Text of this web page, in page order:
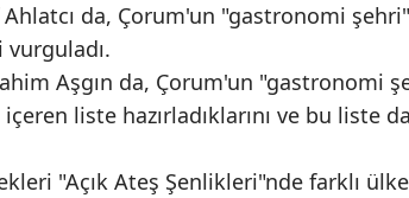
Denizli
Edirne
Elazığ
da, Çorum'un "gastronomi şehri"
Aşgın da, Çorum'un "gastronomi
liste hazırladıklarını ve bu liste
"Açık Ateş Şenlikleri"nde farklı